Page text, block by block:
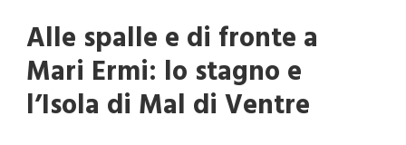
Alle spalle e di fronte a
Mari Ermi: lo stagno e
l’Isola di Mal di Ventre